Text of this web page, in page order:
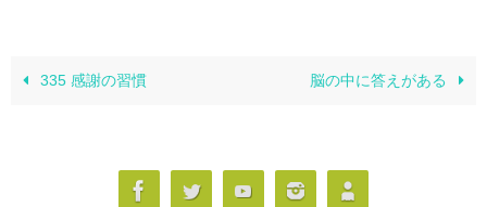
335 感謝の習慣 脳の中に答えがある